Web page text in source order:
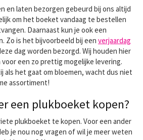
en laten bezorgen gebeurd bij ons altijd
om het boeket vandaag te bestellen
Daarnaast kun je ook een
Zo is het bijvoorbeeld bij een verjaardag
dag worden bezorgd. Wij houden hier
een zo prettig mogelijke levering.
als het gaat om bloemen, wacht dus niet
assortiment!
een plukboeket kopen?
plukboeket te kopen. Voor een ander
je nou nog vragen of wil je meer weten